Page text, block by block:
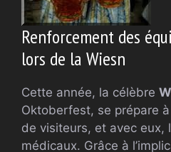
Renforcement des
lors de la Wiesn
Cette année, la célèbre
Oktoberfest, se prépare
de visiteurs, et avec eux,
médicaux. Grâce à